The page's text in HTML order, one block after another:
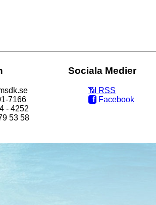
7166
- 4252
53 58
Sociala Medier
📶‭ RSS
f Facebook